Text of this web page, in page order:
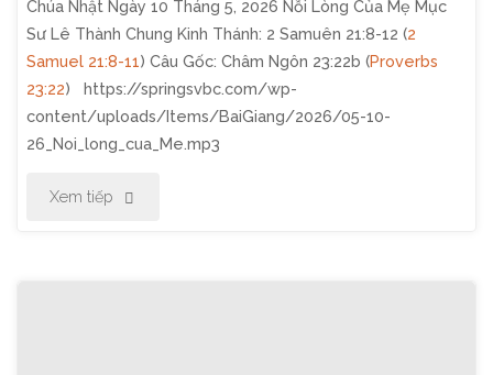
Còn
Thiếu
Đức
Tin"
Chúa Nhật Ngày 10 Tháng 5, 2026 Nỗi Lòng Của Mẹ Mục
Sư Lê Thành Chung Kinh Thánh: 2 Samuên 21:8-12 (2
Samuel 21:8-11) Câu Gốc: Châm Ngôn 23:22b (Proverbs
23:22) https://springsvbc.com/wp-
content/uploads/Items/BaiGiang/2026/05-10-
26_Noi_long_cua_Me.mp3
Xem tiếp "Thờ